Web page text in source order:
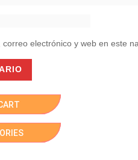
electrónico y web en este